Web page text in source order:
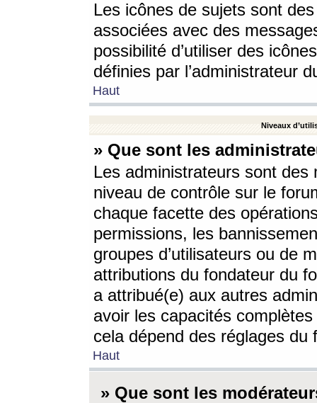
Les icônes de sujets sont
associées avec des
possibilité d’utiliser des
définies par l’administrateur
Haut
Niveaux
» Que sont les
Les administrateurs sont
niveau de contrôle sur le
chaque facette des
permissions, les
groupes d’utilisateurs ou de
attributions du fondateur du
a attribué(e) aux autres
avoir les capacités
cela dépend des réglages du
Haut
» Que sont les